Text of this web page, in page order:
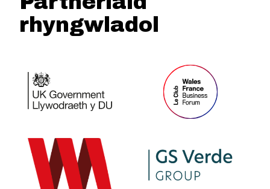
rhyngwladol